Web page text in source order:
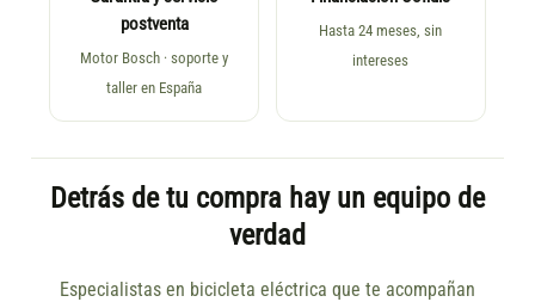
postventa
Motor Bosch · soporte y
taller en España
Hasta 24 meses, sin
intereses
Detrás de tu compra hay un equipo de
verdad
Especialistas en bicicleta eléctrica que te acompañan